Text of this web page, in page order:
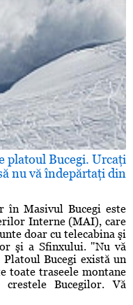
platoul Bucegi. Urcaţi
nu vă îndepărtaţi din
în Masivul Bucegi este
Interne (MAI), care
doar cu telecabina şi
şi a Sfinxului. "Nu vă
Bucegi există un
toate traseele montane
Bucegilor. Vă